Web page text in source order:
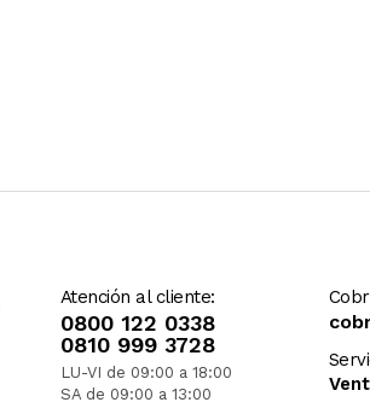
Atención al cliente:
0800 122 0338
0810 999 3728
LU-VI de 09:00 a 18:00
SA de 09:00 a 13:00